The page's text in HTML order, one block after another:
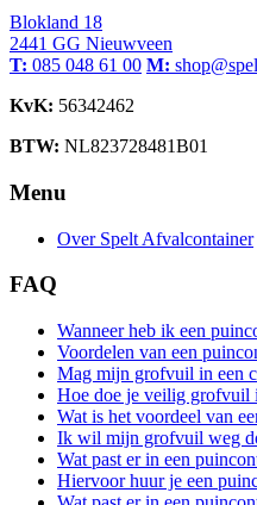
Blokland 18
2441 GG Nieuwveen
T: 085 048 61 00 M:
KvK: 56342462
BTW: NL823728481B01
Menu
Over Spelt Afvalcontainer
FAQ
Wanneer heb ik een
Voordelen van een
Mag mijn grofvuil in een
Hoe doe je veilig grofvuil
Wat is het voordeel van
Ik wil mijn grofvuil weg
Wat past er in een
Hiervoor huur je een